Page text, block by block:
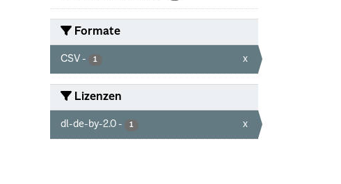
Formate
CSV - 1 x
Lizenzen
dl-de-by-2.0 - 1 x